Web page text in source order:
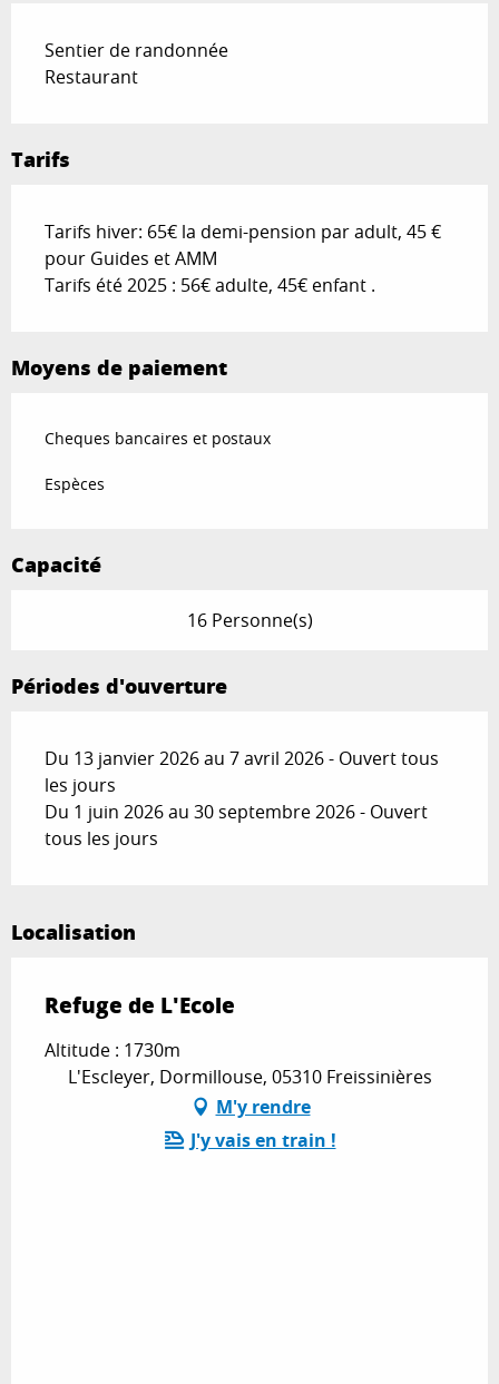
Sentier de randonnée
Restaurant
Tarifs
Tarifs hiver: 65€ la demi-pension par adult, 45 €
pour Guides et AMM
Tarifs été 2025 : 56€ adulte, 45€ enfant .
Moyens de paiement
Cheques bancaires et postaux
Espèces
Capacité
16 Personne(s)
Périodes d'ouverture
Du 13 janvier 2026 au 7 avril 2026 - Ouvert tous
les jours
Du 1 juin 2026 au 30 septembre 2026 - Ouvert
tous les jours
Localisation
Refuge de L'Ecole
Altitude : 1730m
L'Escleyer, Dormillouse, 05310 Freissinières
M'y rendre
J'y vais en train !